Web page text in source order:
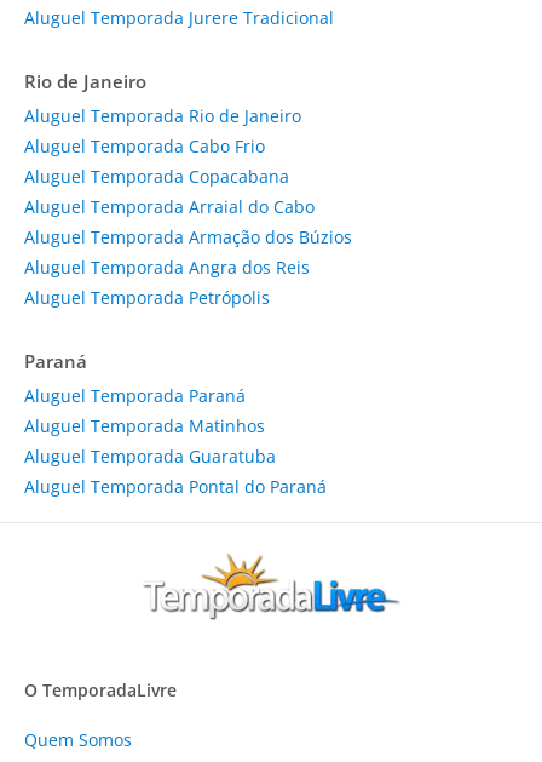
Aluguel Temporada Jurere Tradicional
Rio de Janeiro
Aluguel Temporada Rio de Janeiro
Aluguel Temporada Cabo Frio
Aluguel Temporada Copacabana
Aluguel Temporada Arraial do Cabo
Aluguel Temporada Armação dos Búzios
Aluguel Temporada Angra dos Reis
Aluguel Temporada Petrópolis
Paraná
Aluguel Temporada Paraná
Aluguel Temporada Matinhos
Aluguel Temporada Guaratuba
Aluguel Temporada Pontal do Paraná
O TemporadaLivre
Quem Somos